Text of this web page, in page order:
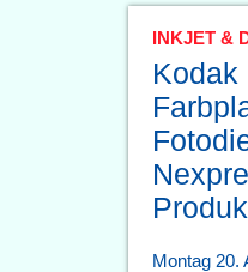
INKJET &
Kodak
Montag 20.